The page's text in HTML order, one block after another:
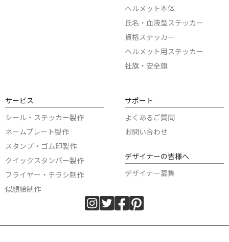
ヘルメット本体
氏名・血液型ステッカー
資格ステッカー
ヘルメット用ステッカー
社旗・安全旗
サービス
シール・ステッカー製作
ネームプレート製作
スタンプ・ゴム印製作
クイックスタンパー製作
フライヤー・チラシ制作
似顔絵制作
サポート
よくあるご質問
お問い合わせ
デザイナーの皆様へ
デザイナー募集